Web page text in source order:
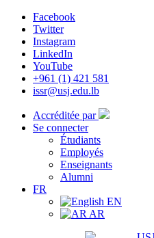
Facebook
Twitter
Instagram
LinkedIn
YouTube
+961 (1) 421 581
issr@usj.edu.lb
Accréditée par
Se connecter
Étudiants
Employés
Enseignants
Alumni
FR
EN
AR